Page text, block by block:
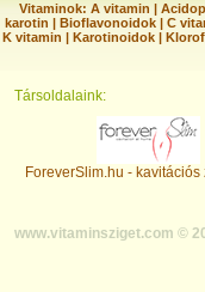
Vitaminok: A vitamin |
karotin | Bioflavonoidok | C
K vitamin | Karotinoidok |
Társoldalaink:
ForeverSlim.hu - kavitációs
www.vitaminsziget.com ©